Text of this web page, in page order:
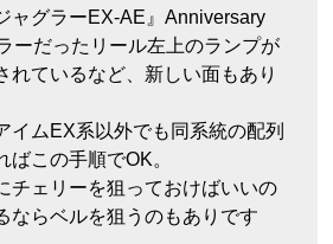
ャグラーEX-AE』Anniversary
ーだったリール左上のランプが
れているなど、新しい面もあり
イムEX系以外でも同系統の配列
ばこの手順でOK。
チェリーを狙っておけばいいの
ならベルを狙うのもありです